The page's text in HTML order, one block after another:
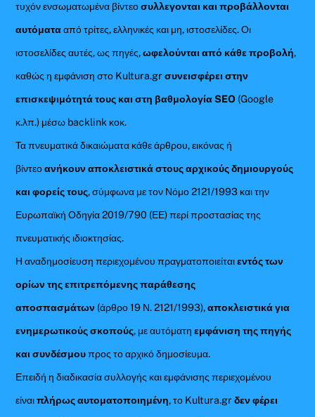
τυχόν ενσωματωμένα βίντεοσυλλεγονται και προβάλλονται
αυτόματααπό τρίτες, ελληνικές και μη, ιστοσελίδες. Οι
ιστοσελίδες αυτές, ως πηγές,ωφελούνται από κάθε προβολή,
καθώς η εμφάνιση στο Kultura.gr συνεισφέρει στην
επισκεψιμότητά τους και στη βαθμολογία SEO (Google
κ.λπ.) μέσω backlink κοκ.
Τα πνευματικά δικαιώματα κάθε άρθρου, εικόνας ή
βίντεοανήκουν αποκλειστικά στους αρχικούς δημιουργούς
και φορείς τους, σύμφωνα με τον Νόμο 2121/1993 και την
Ευρωπαϊκή Οδηγία 2019/790 (ΕΕ) περί προστασίας της
πνευματικής ιδιοκτησίας.
Η αναδημοσίευση περιεχομένου πραγματοποιείταιεντός των
ορίων της επιτρεπόμενης παράθεσης
αποσπασμάτων (άρθρο 19 Ν. 2121/1993),αποκλειστικά για
ενημερωτικούς σκοπούς, με αυτόματηεμφάνιση της πηγής
και συνδέσμουπρος το αρχικό δημοσίευμα.
Επειδή η διαδικασία συλλογής και εμφάνισης περιεχομένου
είναιπλήρως αυτοματοποιημένη, το Kultura.grδεν φέρει